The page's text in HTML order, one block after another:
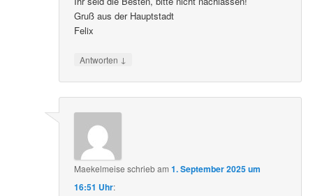
Gruß aus der Hauptstadt
Felix
Antworten ↓
Maekelmeise schriebam1. September 2025 um
16:51 Uhr: